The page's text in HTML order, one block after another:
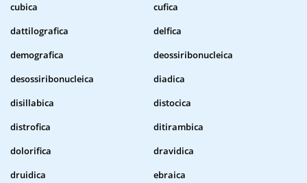
cubica
cufica
dattilografica
delfica
demografica
deossiribonucleica
desossiribonucleica
diadica
disillabica
distocica
distrofica
ditirambica
dolorifica
dravidica
druidica
ebraica